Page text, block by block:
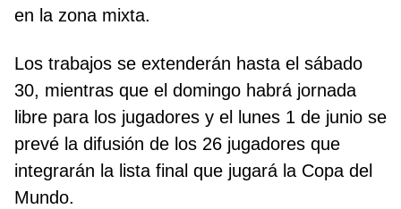
en la zona mixta.
Los trabajos se extenderán hasta el sábado
30, mientras que el domingo habrá jornada
libre para los jugadores y el lunes 1 de junio se
prevé la difusión de los 26 jugadores que
integrarán la lista final que jugará la Copa del
Mundo.